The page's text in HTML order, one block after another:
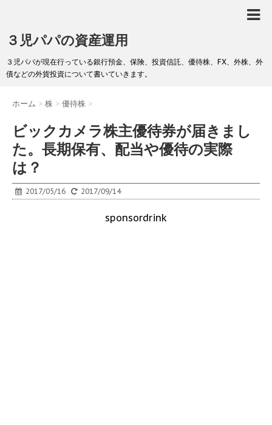
３児パパの資産運用
３児パパが現在行っている銀行預金、保険、投資信託、優待株、FX、外株、外
債などの外貨投資について書いていきます。
ホーム > 株 > 優待株 >
ビックカメラ株主優待券が届きまし
た。長期保有、配当や優待の実際
は？
2017/05/16 2017/09/14
sponsordrink